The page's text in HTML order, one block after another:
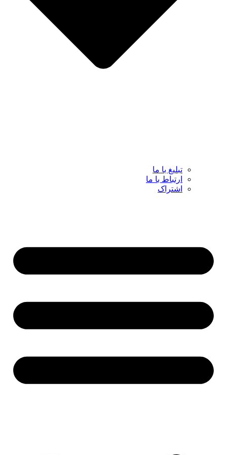
تبلیغ با ما
ارتباط با ما
اشتراک